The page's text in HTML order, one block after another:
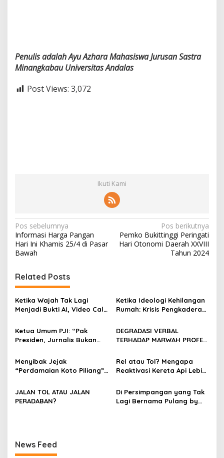
Penulis adalah Ayu Azhara Mahasiswa Jurusan Sastra
Minangkabau Universitas Andalas
Post Views: 3,072
Ikuti Kami
N
a
v
i
g
a
s
i
p
s
Pos sebelumnya
Informasi Harga Pangan
Hari Ini Khamis 25/4 di Pasar
Bawah
Pos berikutnya
Pemko Bukittinggi Peringati
Hari Otonomi Daerah XXVIII
Tahun 2024
Related Posts
Ketika Wajah Tak Lagi
Menjadi Bukti AI, Video Call,
Digital Oleh: Ardy Mu’tamar
Ketika Ideologi Kehilangan
Rumah: Krisis Pengkaderan
dalam Bayang-Bayang
Kepemimpinan yang
Ketua Umum PJI: “Pak
Presiden, Jurnalis Bukan
DEGRADASI VERBAL
TERHADAP MARWAH PROFESI
ABUSE OF INFLUENCE OLEH
OKNUM ADVOKAT HOTMAN
Menyibak Jejak
“Perdamaian Koto Piliang”:
Bapaneh di Nagari
Simawang
Rel atau Tol? Mengapa
Reaktivasi Kereta Api Lebih
Tol yang Membelah Nagari
JALAN TOL ATAU JALAN
PERADABAN?
Di Persimpangan yang Tak
Lagi Bernama Pulang by
News Feed